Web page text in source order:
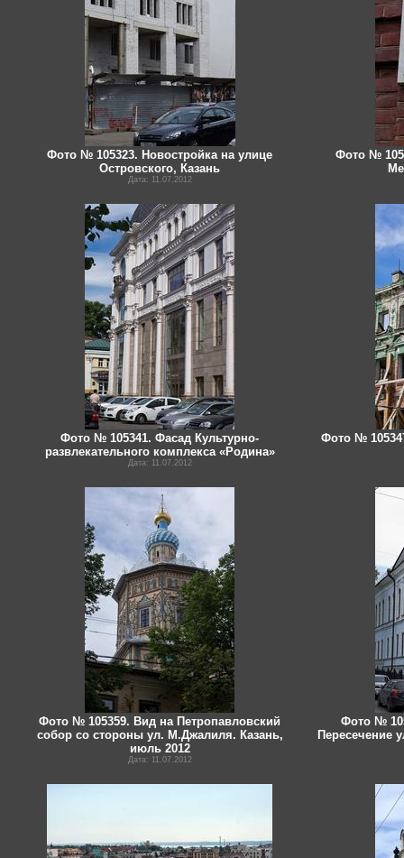
Фото № 105323. Новостройка на улице
Островского, Казань
Дата: 11.07.2012
Фото №
Фото № 105341. Фасад Культурно-
развлекательного комплекса «Родина»
Дата: 11.07.2012
Фото №
Фото № 105359. Вид на Петропавловский
собор со стороны ул. М.Джалиля. Казань,
июль 2012
Дата: 11.07.2012
Фото №
Пересечение